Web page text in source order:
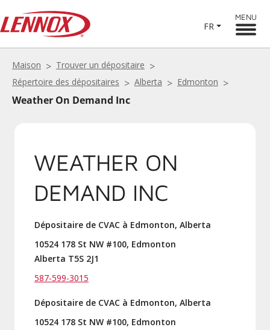
FR
MENU
Maison
Trouver un dépositaire
Répertoire des dépositaires
Alberta Edmonton
Weather On Demand Inc
WEATHER ON
DEMAND INC
Dépositaire de CVAC à Edmonton, Alberta
10524 178 St NW #100, Edmonton
Alberta T5S 2J1
587-599-3015
Dépositaire de CVAC à Edmonton, Alberta
10524 178 St NW #100, Edmonton